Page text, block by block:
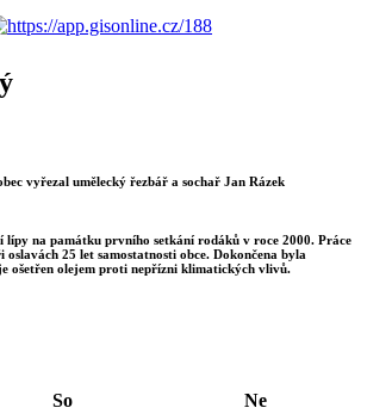
vyřezal umělecký řezbář a sochař Jan Rázek
lípy na památku prvního setkání rodáků v roce 2000. Práce
oslavách 25 let samostatnosti obce. Dokončena byla
ošetřen olejem proti nepřízni klimatických vlivů.
So Ne